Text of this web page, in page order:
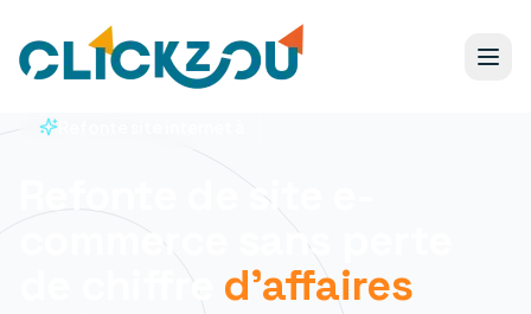
Refonte de site e-
commerce sans perte
de chiffre d'affaires